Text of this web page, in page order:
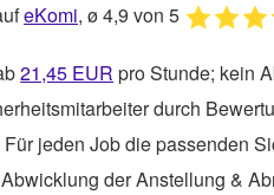
eKomi, ø 4,9 von 5
21,45 EUR pro Stunde; kein
durch
Für jeden Job die passenden
Abwicklung der Anstellung &